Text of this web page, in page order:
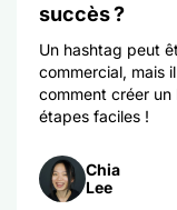
succès ?
Un hashtag peut
commercial, mais
comment créer un
étapes faciles !
Chia
Lee